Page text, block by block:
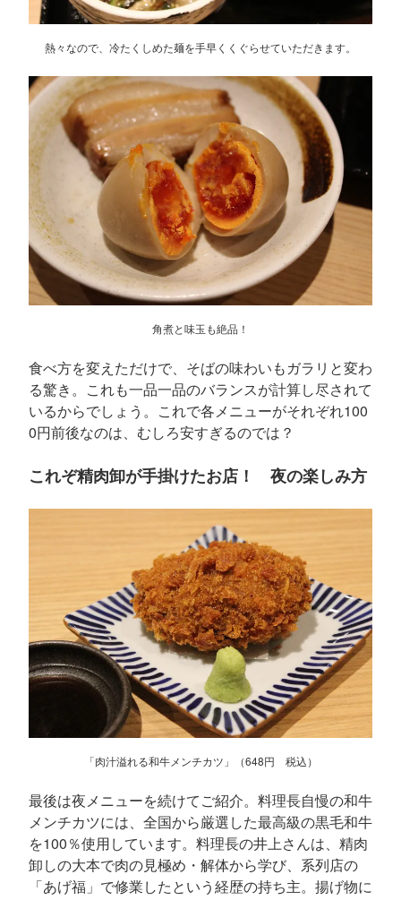
熱々なので、冷たくしめた麺を手早くくぐらせていただきます。
角煮と味玉も絶品！
食べ方を変えただけで、そばの味わいもガラリと変わ
る驚き。これも一品一品のバランスが計算し尽されて
いるからでしょう。これで各メニューがそれぞれ100
0円前後なのは、むしろ安すぎるのでは？
これぞ精肉卸が手掛けたお店！ 夜の楽しみ方
「肉汁溢れる和牛メンチカツ」（648円 税込）
最後は夜メニューを続けてご紹介。料理長自慢の和牛
メンチカツには、全国から厳選した最高級の黒毛和牛
を100％使用しています。料理長の井上さんは、精肉
卸しの大本で肉の見極め・解体から学び、系列店の
「あげ福」で修業したという経歴の持ち主。揚げ物に